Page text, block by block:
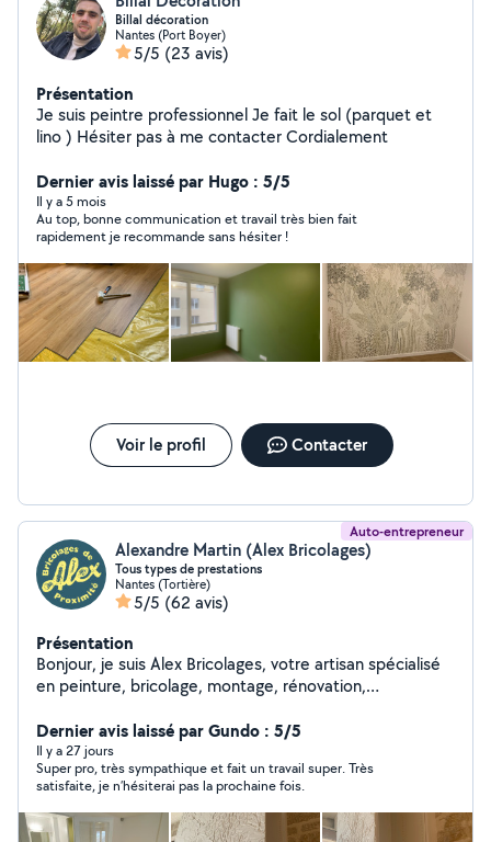
Billal décoration
Nantes (Port Boyer)
5/5 (23 avis)
Présentation
Je suis peintre professionnel Je fait le sol (parquet et
lino ) Hésiter pas à me contacter Cordialement
Dernier avis laissé par Hugo : 5/5
Il y a 5 mois
Au top, bonne communication et travail très bien fait
rapidement je recommande sans hésiter !
Voir le profil Contacter
Auto-entrepreneur
Alexandre Martin (Alex Bricolages)
Tous types de prestations
Nantes (Tortière)
5/5 (62 avis)
Présentation
Bonjour, je suis Alex Bricolages, votre artisan spécialisé
en peinture, bricolage, montage, rénovation,
mets mon savoir-faire et mon professionnalisme à votre
service. Je comprends que faire appel à un artisan
puisse susciter des inquiétudes : peur d'un travail bâclé
ou d'un résultat décevant. C'est pourquoi je m'engage à
traiter chaque projet avec sérieux et transparence,
Dernier avis laissé par Gundo : 5/5
Il y a 27 jours
Super pro, très sympathique et fait un travail super. Très
satisfaite, je n’hésiterai pas la prochaine fois.